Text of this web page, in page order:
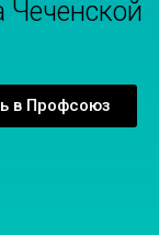
Чеченской
в Профсоюз